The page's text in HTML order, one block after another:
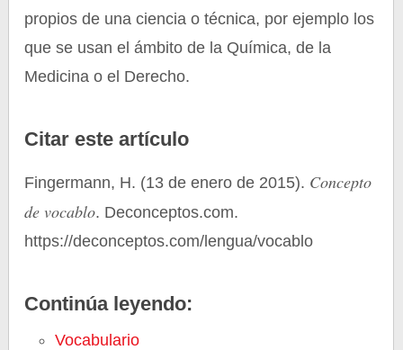
propios de una ciencia o técnica, por ejemplo los
que se usan el ámbito de la Química, de la
Medicina o el Derecho.
Citar este artículo
Fingermann, H. (13 de enero de 2015). Concepto
de vocablo. Deconceptos.com.
https://deconceptos.com/lengua/vocablo
Continúa leyendo:
Vocabulario